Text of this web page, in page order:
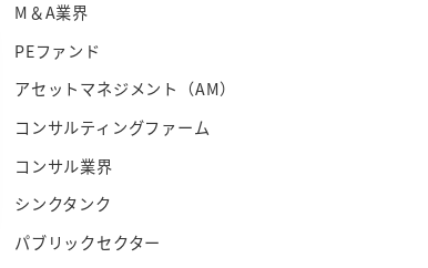
M＆A業界
PEファンド
アセットマネジメント（AM）
コンサルティングファーム
コンサル業界
シンクタンク
パブリックセクター